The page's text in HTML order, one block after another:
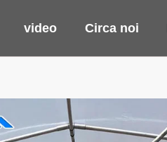
video Circa noi